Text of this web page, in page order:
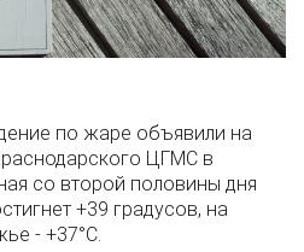
по жаре объявили на
ЦГМС в
со второй половины дня
+39 градусов, на
- +37°­С.